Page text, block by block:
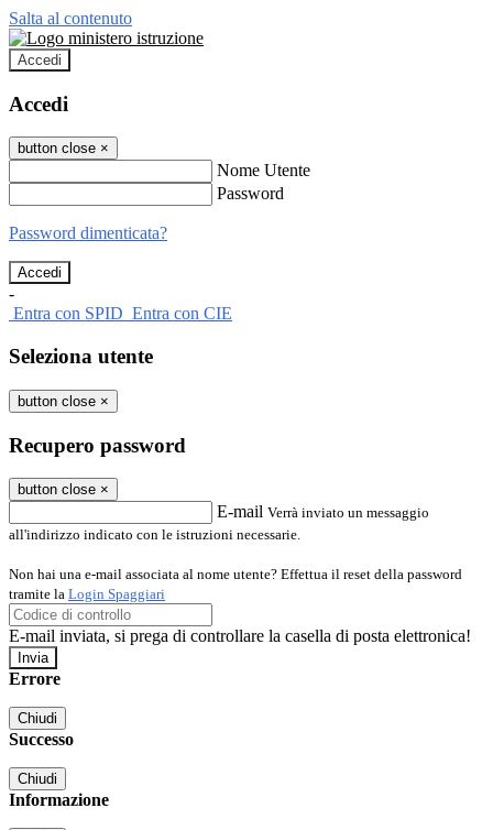
Salta al contenuto
Accedi
Accedi
button close ×
Nome Utente
Password
Password dimenticata?
-
Entra con SPID Entra con CIE
Seleziona utente
button close ×
Recupero password
button close ×
E-mail Verrà inviato un messaggio
all'indirizzo indicato con le istruzioni necessarie.
Non hai una e-mail associata al nome utente? Effettua il reset della password
tramite la Login Spaggiari
E-mail inviata, si prega di controllare la casella di posta elettronica!
Errore
Chiudi
Successo
Chiudi
Informazione